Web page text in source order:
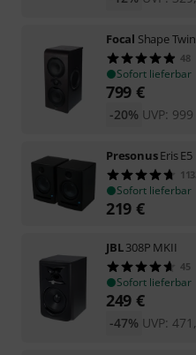
Focal Shape Twin
48
Sofort lieferbar
799 €
UVP: 999
-20%
PresonusEris E5
Sofort lieferbar
219 €
JBL308P MKII
45
Sofort lieferbar
249 €
UVP:
-47%